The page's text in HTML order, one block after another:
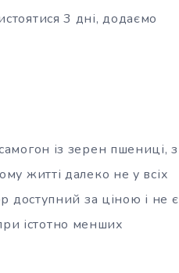
3 дні, додаємо
із зерен пшениці, з
житті далеко не у всіх
доступний за ціною і не є
істотно менших